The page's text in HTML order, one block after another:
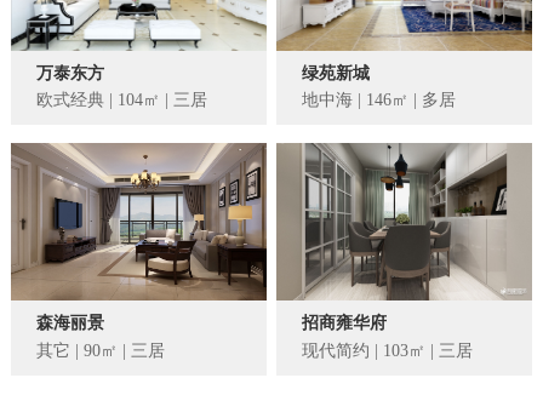
万泰东方
欧式经典 | 104㎡ | 三居
绿苑新城
地中海 | 146㎡ | 多居
森海丽景
其它 | 90㎡ | 三居
招商雍华府
现代简约 | 103㎡ | 三居